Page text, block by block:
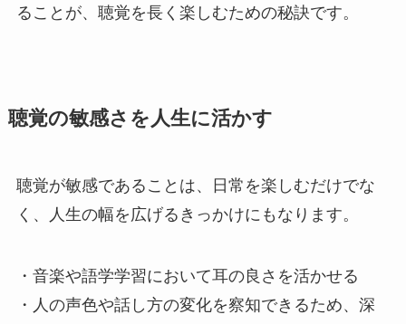
ることが、聴覚を長く楽しむための秘訣です。
聴覚の敏感さを人生に活かす
聴覚が敏感であることは、日常を楽しむだけでな
く、人生の幅を広げるきっかけにもなります。
・音楽や語学学習において耳の良さを活かせる
・人の声色や話し方の変化を察知できるため、深